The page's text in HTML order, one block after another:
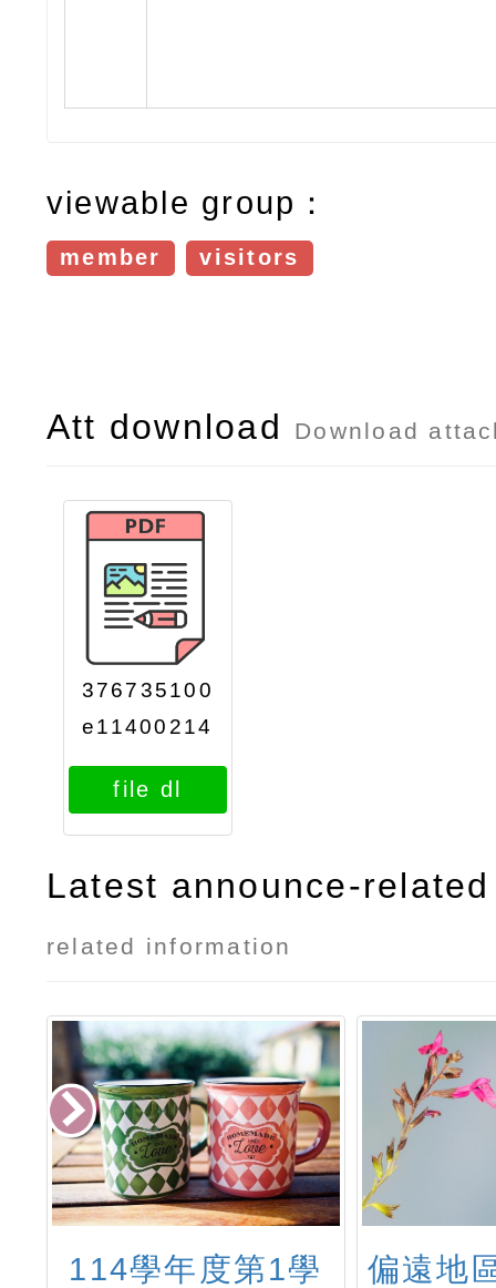
viewable group：
member visitors
Att download Download
376735100
e11400214
85attach2
file dl
Latest announce-
related information
114學年度第1學
偏遠地